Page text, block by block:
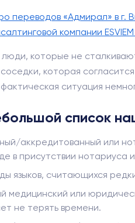
переводов «Адмирал» в г.
компании ESVIEM
которые не
которая
ситуация
список
аккредитованный или
в присутствии нотариуса
языков, считающихся
медицинский или
не терять времени.